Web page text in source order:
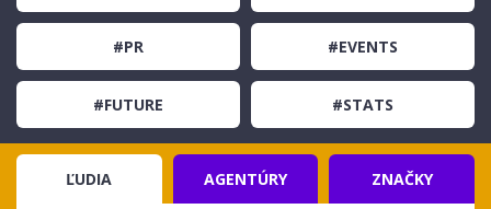
#PR #EVENTS
#FUTURE #STATS
ĽUDIA AGENTÚRY ZNAČKY